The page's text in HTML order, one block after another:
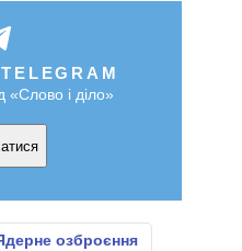
«Слово і діло»
озброєння